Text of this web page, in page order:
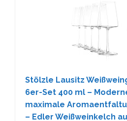
Stölzle Lausitz
6er-Set 400 ml –
maximale
– Edler Weißweinkelch